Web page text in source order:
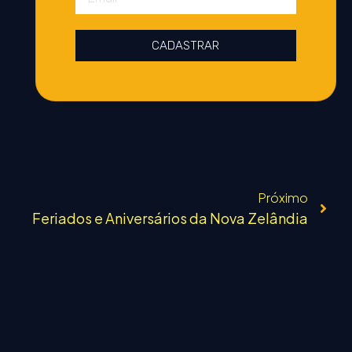
CADASTRAR
Próximo
Feriados e Aniversários da Nova Zelândia